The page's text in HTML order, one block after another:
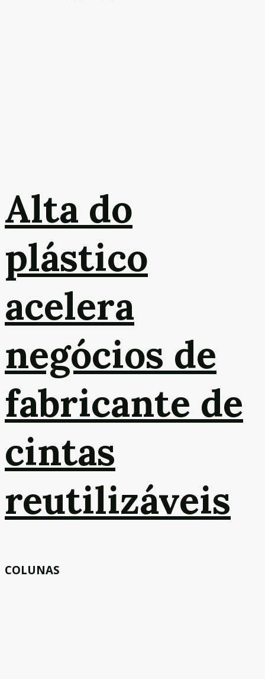
Alta do
plástico
acelera
negócios de
fabricante de
cintas
reutilizáveis
COLUNAS